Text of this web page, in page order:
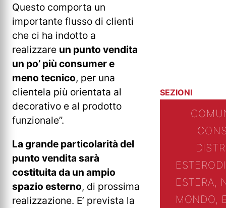
Questo comporta un
importante flusso di clienti
che ci ha indotto a
realizzare un punto vendita
un po’ più consumer e
meno tecnico, per una
clientela più orientata al
decorativo e al prodotto
funzionale”.
La grande particolarità del
punto vendita sarà
costituita da un ampio
spazio esterno, di prossima
realizzazione. E’ prevista la
SEZIONI
ESTERO
ESTERA,
MONDO,